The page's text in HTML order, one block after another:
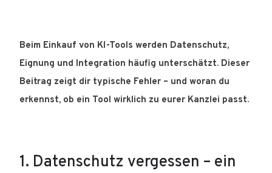
Beim Einkauf von KI-Tools werden Datenschutz,
Eignung und Integration häufig unterschätzt. Dieser
Beitrag zeigt dir typische Fehler – und woran du
erkennst, ob ein Tool wirklich zu eurer Kanzlei passt.
1. Datenschutz vergessen – ein